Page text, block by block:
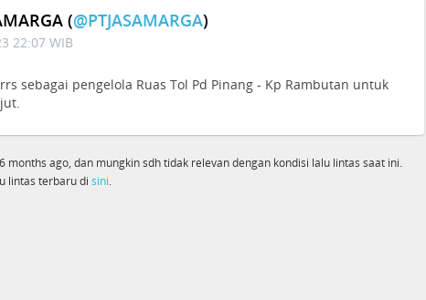
(@PTJASAMARGA)
22:07 WIB
sebagai pengelola Ruas Tol Pd Pinang - Kp Rambutan untuk
months ago, dan mungkin sdh tidak relevan dengan kondisi lalu lintas saat ini.
lintas terbaru di sini